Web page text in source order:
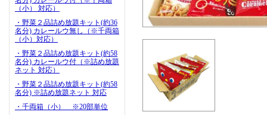
（小） 対応）
・野菜２品詰め放題キット(約36
名分) カレールウ無し（※千両箱
（小）対応）
・野菜２品詰め放題キット(約58
名分) カレールウ付（※詰め放題
ネット 対応）
・野菜２品詰め放題キット(約58
名分) ※詰め放題ネット 対応
・千両箱（小） ※20部単位